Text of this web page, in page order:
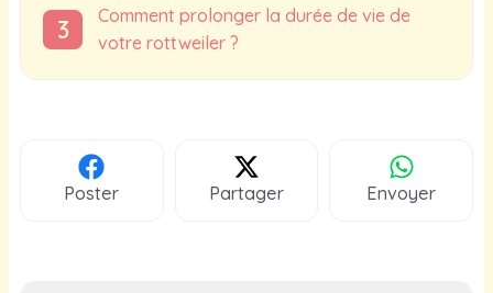
Comment prolonger la durée de vie de
votre rottweiler ?
Poster Partager Envoyer